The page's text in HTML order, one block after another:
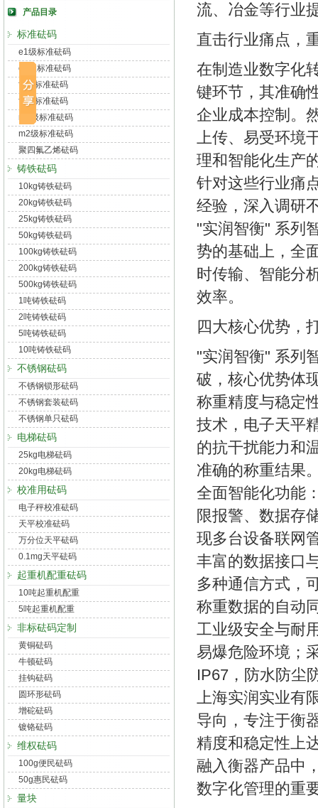
产品目录
标准砝码
e1级标准砝码
e2级标准砝码
f1级标准砝码
f2级标准砝码
m1级标准砝码
m2级标准砝码
聚四氟乙烯砝码
铸铁砝码
10kg铸铁砝码
20kg铸铁砝码
25kg铸铁砝码
50kg铸铁砝码
100kg铸铁砝码
200kg铸铁砝码
500kg铸铁砝码
1吨铸铁砝码
2吨铸铁砝码
5吨铸铁砝码
10吨铸铁砝码
不锈钢砝码
不锈钢锁形砝码
不锈钢套装砝码
不锈钢单只砝码
电梯砝码
25kg电梯砝码
20kg电梯砝码
校准用砝码
电子秤校准砝码
天平校准砝码
万分位天平砝码
0.1mg天平砝码
起重机配重砝码
10吨起重机配重
5吨起重机配重
非标砝码定制
黄铜砝码
牛顿砝码
挂钩砝码
圆环形砝码
增砣砝码
镀铬砝码
维权砝码
100g便民砝码
50g惠民砝码
量块
流、冶金等行业
直击行业痛点，
在制造业数字化
键环节，其准确
企业成本控制。
上传、易受环境
理和智能化生产
针对这些行业痛
经验，深入调研
"实润智衡" 系列
势的基础上，全
时传输、智能分
效率。
四大核心优势，
"实润智衡" 系列
破，核心优势体
称重精度与稳定
技术，电子天平
的抗干扰能力和
准确的称重结果
全面智能化功能
限报警、数据存
现多台设备联网
丰富的数据接口
多种通信方式，
称重数据的自动
工业级安全与耐
易爆危险环境；
IP67，防水防尘
上海实润实业有
导向，专注于衡
精度和稳定性上
融入衡器产品中
数字化管理的重